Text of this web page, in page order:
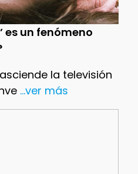
es un fenómeno
la televisión
...ver más